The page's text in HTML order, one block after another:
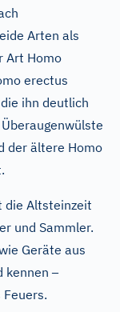
Arten als
Art Homo
erectus
ihn deutlich
der ältere Homo
die Altsteinzeit
und Sammler.
Geräte aus
kennen–